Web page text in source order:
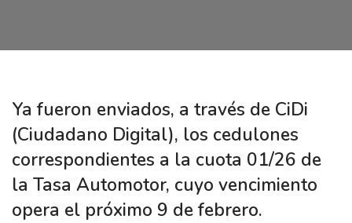
Ya fueron enviados, a través de CiDi
(Ciudadano Digital), los cedulones
correspondientes a la cuota 01/26 de
la Tasa Automotor, cuyo vencimiento
opera el próximo 9 de febrero.